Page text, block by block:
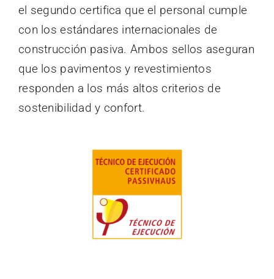
el segundo certifica que el personal cumple
con los estándares internacionales de
construcción pasiva. Ambos sellos aseguran
que los pavimentos y revestimientos
responden a los más altos criterios de
sostenibilidad y confort.